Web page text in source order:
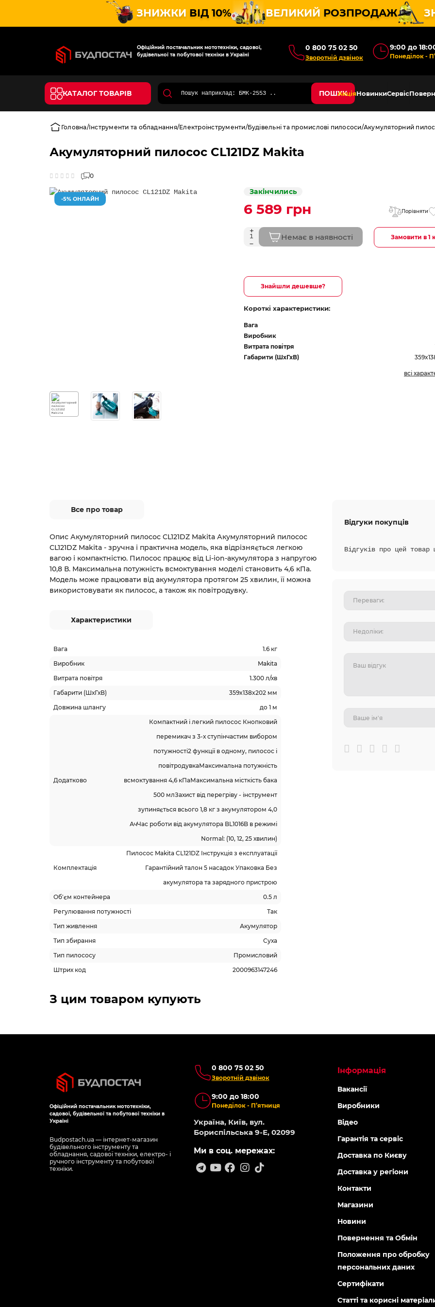
ЗНИЖКИ ВІД 10% ВЕЛИКИЙ РОЗПРОДАЖ
Офіційний постачальник мототехніки, садової,
будівельної та побутової техніки в Україні
0 800 75 02 50
Зворотній дзвінок
9:00 до
Понеділок -
КАТАЛОГ ТОВАРІВ ПОШУКАкціяНовинкиСервіс
Головна Інструменти та обладнання Електроінструменти Будівельні та промислові пилососи Акумуляторний
Акумуляторний пилосос CL121DZ Makita
0
-5% ОНЛАЙН
Закінчились
6 589 грн Порівняти
Немає в наявності Замовити в 1
Знайшли дешевше?
Короткі характеристики:
Вага
Виробник
Витрата повітря
Габарити (ШхГхВ)
всі
Все про товар
Опис Акумуляторний пилосос CL121DZ Makita Акумуляторний пилосос
CL121DZ Makita - зручна і практична модель, яка відрізняється легкою
вагою і компактністю. Пилосос працює від Li-ion-акумулятора з напругою
10,8 В. Максимальна потужність всмоктування моделі становить 4,6 кПа.
Модель може працювати від акумулятора протягом 25 хвилин, її можна
використовувати як пилосос, а також як повітродувку.
Характеристики
Вага
1.6 кг
Виробник
Makita
Витрата повітря
1.300 л/хв
Габарити (ШхГхВ)
359x138x202 мм
Довжина шлангу
до 1 м
Додатково
Компактний і легкий пилосос Кнопковий
перемикач з 3-х ступінчастим вибором
потужності2 функції в одному, пилосос і
повітродувкаМаксимальна потужність
всмоктування 4,6 кПаМаксимальна місткість бака
500 млЗахист від перегріву - інструмент
зупиняється всього 1,8 кг з акумулятором 4,0
АчЧас роботи від акумулятора BL1016B в режимі
Normal: (10, 12, 25 хвилин)
Комплектація
Пилосос Makita CL121DZ Інструкція з експлуатації
Гарантійний талон 5 насадок Упаковка Без
акумулятора та зарядного пристрою
Об'єм контейнера
0.5 л
Регулювання потужності
Так
Тип живлення
Акумулятор
Тип збирання
Суха
Тип пилососу
Промисловий
Штрих код
2000963147246
Відгуки покупців
Відгуків про цей товар
З цим товаром купують
Офіційний постачальник мототехніки,
садової, будівельної та побутової техніки в
Україні
Budpostach.ua — інтернет-магазин
будівельного інструменту та
обладнання, садової техніки, електро- і
ручного інструменту та побутової
техніки.
0 800 75 02 50
Зворотній дзвінок
9:00 до 18:00
Понеділок - П’ятниця
Україна, Київ, вул.
Бориспільська 9-Е, 02099
Ми в соц. мережах:
Інформація
Вакансії
Виробники
Відео
Гарантія та сервіс
Доставка по Києву
Доставка у регіони
Контакти
Магазини
Новини
Повернення та Обмін
Положення про обробку
персональних даних
Сертифікати
Статті та корисні